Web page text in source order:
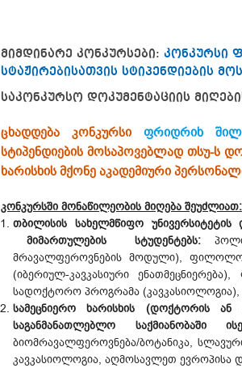
მიმდინარე კონკურსები: კონკურსი
სტაჟირებისათვის სტიპენდიების
საკონკურსო დოკუმენტაციის
ცხადდება კონკურსი ფრიდრიხ
სტიპენდიების მოსაპოვებლად თსუ-ს
ხარისხის მქონე აკადემიური
კონკურსში მონაწილეობის მიღება შეუძლიათ:
თბილისის სახელმწიფო
მიმართულების სტუდენტებს:
მრავალფეროვნების მოდული),
(იბერიულ-კავკასიური
სადოქტორო პროგრამა
სამეცნიერო ხარისხის (დოქტორის
საგანმანათლებლო საქმიანობაში
ბიომრავალფეროვნება/ბოტანიკა,
კავკასიოლოგია, აღმოსავლეთ ევროპისა